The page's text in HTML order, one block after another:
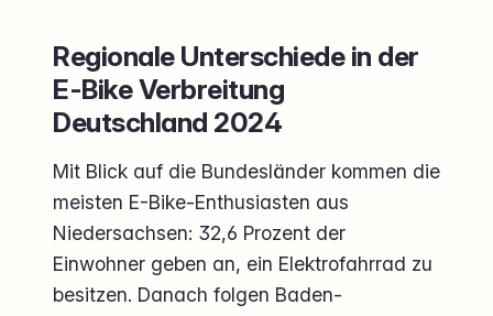
Regionale Unterschiede in der
E-Bike Verbreitung
Deutschland 2024
Mit Blick auf die Bundesländer kommen die
meisten E-Bike-Enthusiasten aus
Niedersachsen: 32,6 Prozent der
Einwohner geben an, ein Elektrofahrrad zu
besitzen. Danach folgen Baden-